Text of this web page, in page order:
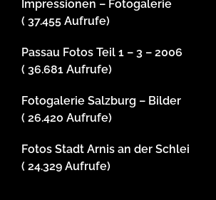
Impressionen – Fotogalerie
( 37.455 Aufrufe)
Passau Fotos Teil 1 – 3 – 2006
( 36.681 Aufrufe)
Fotogalerie Salzburg – Bilder
( 26.420 Aufrufe)
Fotos Stadt Arnis an der Schlei
( 24.329 Aufrufe)